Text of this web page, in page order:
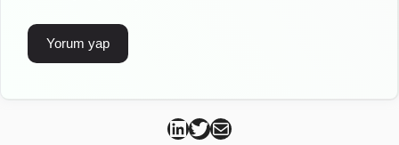
Can Kütahya Linkedin
Can Kütahya Twitter
Can Kütahya Mail